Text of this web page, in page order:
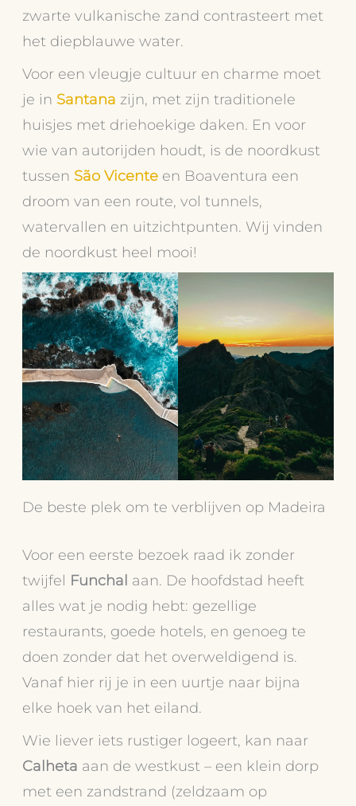
zwarte vulkanische zand contrasteert met
het diepblauwe water.
Voor een vleugje cultuur en charme moet
je in Santana zijn, met zijn traditionele
huisjes met driehoekige daken. En voor
wie van autorijden houdt, is de noordkust
tussen São Vicente en Boaventura een
droom van een route, vol tunnels,
watervallen en uitzichtpunten. Wij vinden
de noordkust heel mooi!
De beste plek om te verblijven op Madeira
Voor een eerste bezoek raad ik zonder
twijfel Funchal aan. De hoofdstad heeft
alles wat je nodig hebt: gezellige
restaurants, goede hotels, en genoeg te
doen zonder dat het overweldigend is.
Vanaf hier rij je in een uurtje naar bijna
elke hoek van het eiland.
Wie liever iets rustiger logeert, kan naar
Calheta aan de westkust – een klein dorp
met een zandstrand (zeldzaam op